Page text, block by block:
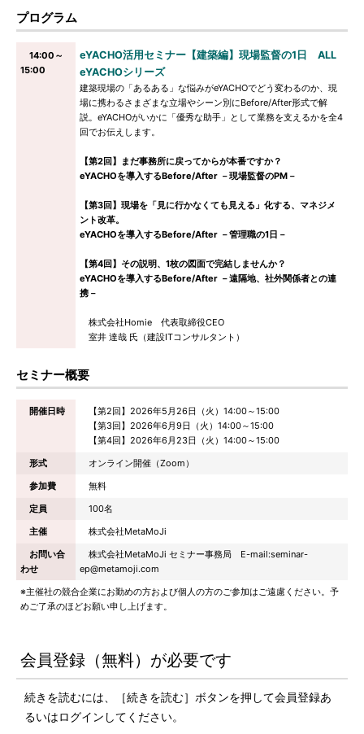
プログラム
14:00～
15:00
eYACHO活用セミナー【建築編】現場監督の1日 ALL
eYACHOシリーズ
建築現場の「あるある」な悩みがeYACHOでどう変わるのか、現
場に携わるさまざまな立場やシーン別にBefore/After形式で解
説。eYACHOがいかに「優秀な助手」として業務を支えるかを全4
回でお伝えします。
【第2回】まだ事務所に戻ってからが本番ですか？
eYACHOを導入するBefore/After －現場監督のPM－
【第3回】現場を「見に行かなくても見える」化する、マネジメ
ント改革。
eYACHOを導入するBefore/After －管理職の1日－
【第4回】その説明、1枚の図面で完結しませんか？
eYACHOを導入するBefore/After －遠隔地、社外関係者との連
携－
株式会社Homie 代表取締役CEO
室井 達哉 氏（建設ITコンサルタント）
セミナー概要
開催日時
【第2回】2026年5月26日（火）14:00～15:00
【第3回】2026年6月9日（火）14:00～15:00
【第4回】2026年6月23日（火）14:00～15:00
形式
オンライン開催（Zoom）
参加費
無料
定員
100名
主催
株式会社MetaMoJi
お問い合
わせ
株式会社MetaMoJi セミナー事務局 E-mail:seminar-
ep@metamoji.com
※主催社の競合企業にお勤めの方および個人の方のご参加はご遠慮ください。予
めご了承のほどお願い申し上げます。
会員登録（無料）が必要です
続きを読むには、［続きを読む］ボタンを押して会員登録あ
るいはログインしてください。